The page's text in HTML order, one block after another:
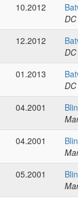
10.2012
12.2012
01.2013
04.2001
04.2001
05.2001